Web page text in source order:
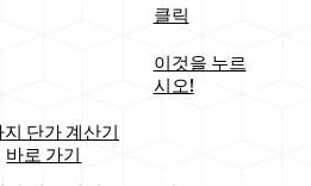
지 단가 계산기
바로 가기
클릭
이것을 누르
시오!